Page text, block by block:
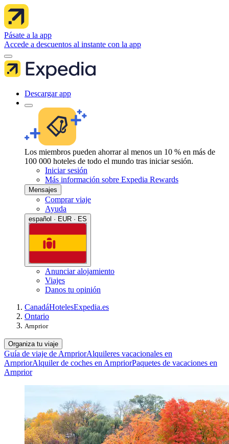
Pásate a la app
Accede a descuentos al instante con la app
Descargar app
Los miembros pueden ahorrar al menos un 10 % en más de
100 000 hoteles de todo el mundo tras iniciar sesión.
Iniciar sesión
Más información sobre Expedia Rewards
Mensajes
Comprar viaje
Ayuda
español · EUR · ES
Anunciar alojamiento
Viajes
Danos tu opinión
CanadáHotelesExpedia.es
Ontario
Arnprior
Organiza tu viaje
Guía de viaje de ArnpriorAlquileres vacacionales en
ArnpriorAlquiler de coches en ArnpriorPaquetes de vacaciones en
Arnprior